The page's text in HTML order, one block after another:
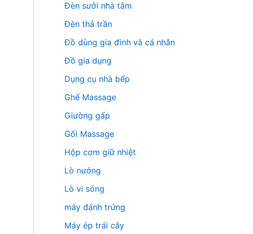
Đèn sưởi nhà tắm
Đèn thả trần
Đồ dùng gia đình và cá nhân
Đồ gia dụng
Dụng cụ nhà bếp
Ghế Massage
Giường gấp
Gối Massage
Hộp cơm giữ nhiệt
Lò nướng
Lò vi sóng
máy đánh trứng
Máy ép trái cây